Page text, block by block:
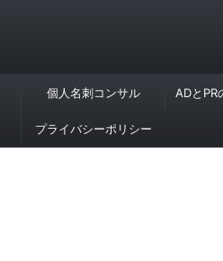
個人名刺コンサル ADとPR
プライバシーポリシー